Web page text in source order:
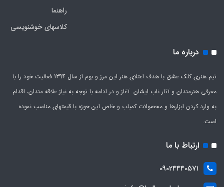
راهنما
کلاسهای خوشنویسی
درباره ما
تیم هنری کلک عشق با هدف اعتلای هنر این مرز و بوم از سال 1394 فعالیت خود را با
معرفی هنرمندان و آثار ناب ایشان آغاز و در ادامه با توجه به نیاز علاقه مندان، اقدام
به وارد کردن ابزارها و محصولات کمیاب و خاص این حوزه با قیمتهای مناسب نموده
است.
ارتباط با ما
09024440571